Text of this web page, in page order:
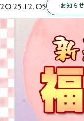
2025.12.05 お知らせ